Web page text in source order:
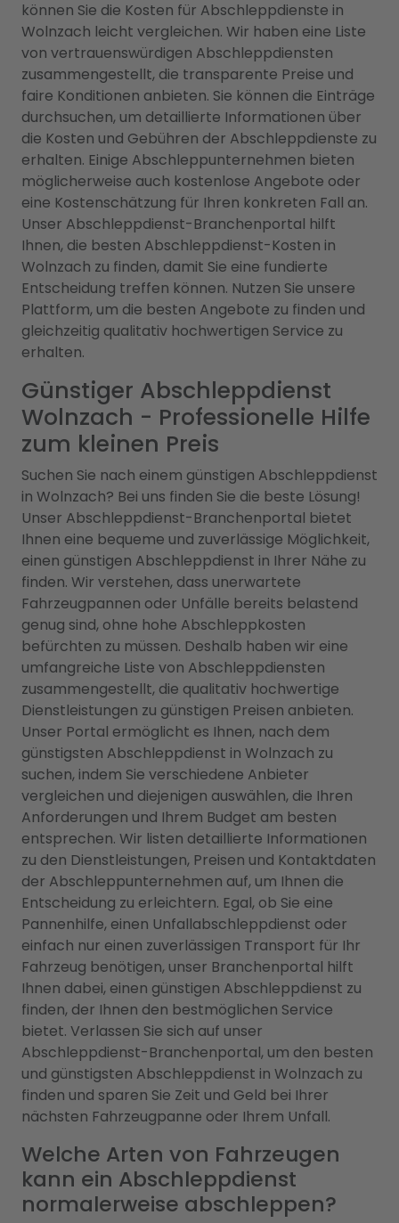
können Sie die Kosten für Abschleppdienste in
Wolnzach leicht vergleichen. Wir haben eine Liste
von vertrauenswürdigen Abschleppdiensten
zusammengestellt, die transparente Preise und
faire Konditionen anbieten. Sie können die Einträge
durchsuchen, um detaillierte Informationen über
die Kosten und Gebühren der Abschleppdienste zu
erhalten. Einige Abschleppunternehmen bieten
möglicherweise auch kostenlose Angebote oder
eine Kostenschätzung für Ihren konkreten Fall an.
Unser Abschleppdienst-Branchenportal hilft
Ihnen, die besten Abschleppdienst-Kosten in
Wolnzach zu finden, damit Sie eine fundierte
Entscheidung treffen können. Nutzen Sie unsere
Plattform, um die besten Angebote zu finden und
gleichzeitig qualitativ hochwertigen Service zu
erhalten.
Günstiger Abschleppdienst
Wolnzach - Professionelle Hilfe
zum kleinen Preis
Suchen Sie nach einem günstigen Abschleppdienst
in Wolnzach? Bei uns finden Sie die beste Lösung!
Unser Abschleppdienst-Branchenportal bietet
Ihnen eine bequeme und zuverlässige Möglichkeit,
einen günstigen Abschleppdienst in Ihrer Nähe zu
finden. Wir verstehen, dass unerwartete
Fahrzeugpannen oder Unfälle bereits belastend
genug sind, ohne hohe Abschleppkosten
befürchten zu müssen. Deshalb haben wir eine
umfangreiche Liste von Abschleppdiensten
zusammengestellt, die qualitativ hochwertige
Dienstleistungen zu günstigen Preisen anbieten.
Unser Portal ermöglicht es Ihnen, nach dem
günstigsten Abschleppdienst in Wolnzach zu
suchen, indem Sie verschiedene Anbieter
vergleichen und diejenigen auswählen, die Ihren
Anforderungen und Ihrem Budget am besten
entsprechen. Wir listen detaillierte Informationen
zu den Dienstleistungen, Preisen und Kontaktdaten
der Abschleppunternehmen auf, um Ihnen die
Entscheidung zu erleichtern. Egal, ob Sie eine
Pannenhilfe, einen Unfallabschleppdienst oder
einfach nur einen zuverlässigen Transport für Ihr
Fahrzeug benötigen, unser Branchenportal hilft
Ihnen dabei, einen günstigen Abschleppdienst zu
finden, der Ihnen den bestmöglichen Service
bietet. Verlassen Sie sich auf unser
Abschleppdienst-Branchenportal, um den besten
und günstigsten Abschleppdienst in Wolnzach zu
finden und sparen Sie Zeit und Geld bei Ihrer
nächsten Fahrzeugpanne oder Ihrem Unfall.
Welche Arten von Fahrzeugen
kann ein Abschleppdienst
normalerweise abschleppen?